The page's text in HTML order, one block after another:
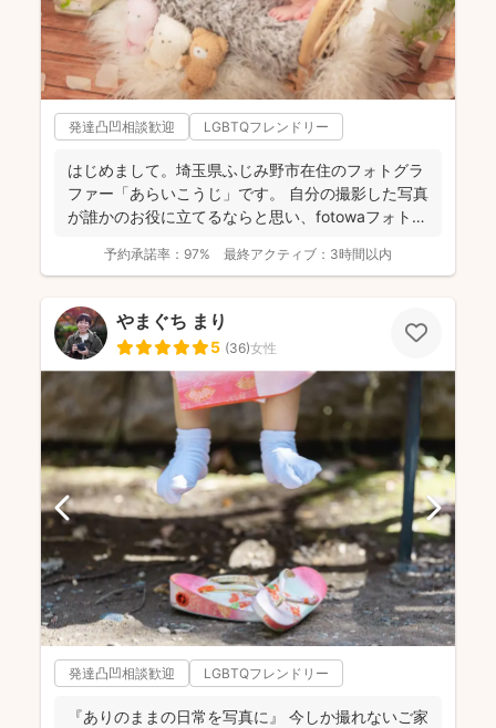
発達凸凹相談歓迎 LGBTQフレンドリー
はじめまして。埼玉県ふじみ野市在住のフォトグラ
ファー「あらいこうじ」です。 自分の撮影した写真
が誰かのお役に立てるならと思い、fotowaフォトグ
予約承諾率： 97% 最終アクティブ： 3時間以内
やまぐち まり
5 (36)女性
発達凸凹相談歓迎 LGBTQフレンドリー
『ありのままの日常を写真に』 今しか撮れないご家